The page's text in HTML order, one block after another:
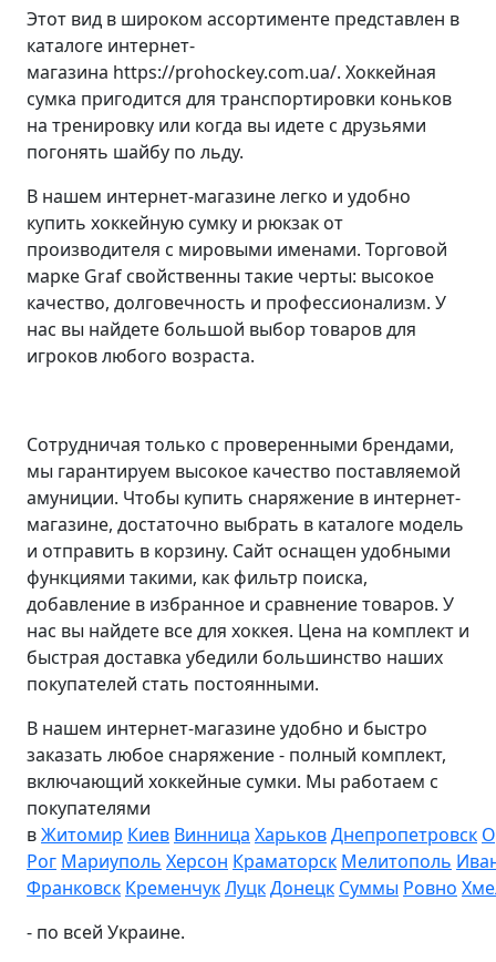
Этот вид в широком ассортименте представлен в
каталоге интернет-
магазина https://prohockey.com.ua/. Хоккейная
сумка пригодится для транспортировки коньков
на тренировку или когда вы идете с друзьями
погонять шайбу по льду.
В нашем интернет-магазине легко и удобно
купить хоккейную сумку и рюкзак от
производителя с мировыми именами. Торговой
марке Graf свойственны такие черты: высокое
качество, долговечность и профессионализм. У
нас вы найдете большой выбор товаров для
игроков любого возраста.
Сотрудничая только с проверенными брендами,
мы гарантируем высокое качество поставляемой
амуниции. Чтобы купить снаряжение в интернет-
магазине, достаточно выбрать в каталоге модель
и отправить в корзину. Сайт оснащен удобными
функциями такими, как фильтр поиска,
добавление в избранное и сравнение товаров. У
нас вы найдете все для хоккея. Цена на комплект и
быстрая доставка убедили большинство наших
покупателей стать постоянными.
В нашем интернет-магазине удобно и быстро
заказать любое снаряжение - полный комплект,
включающий хоккейные сумки. Мы работаем с
покупателями
вЖитомир Киев Винница ХарьковДнепропетровск
Рог Мариуполь Херсон Краматорск Мелитополь
Франковск КременчукЛуцкДонецк Суммы Ровно
- по всей Украине.